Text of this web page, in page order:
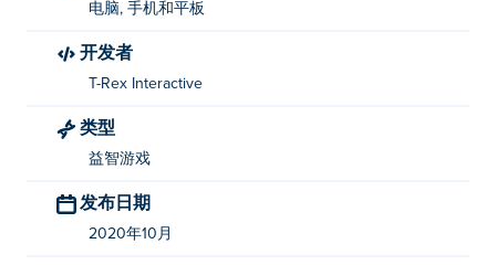
电脑, 手机和平板
开发者
T-Rex Interactive
类型
益智游戏
发布日期
2020年10月